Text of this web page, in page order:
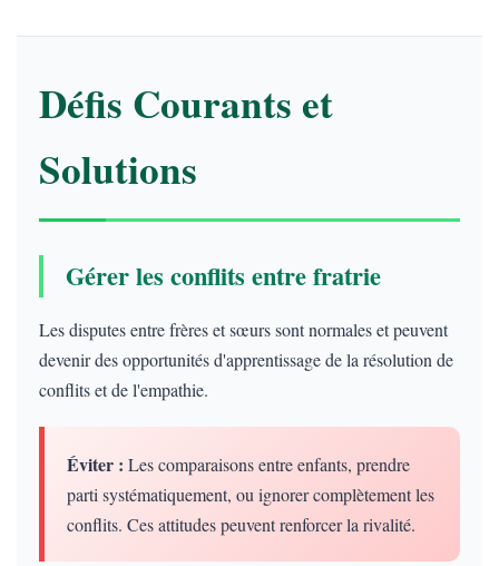
Défis Courants et
Solutions
Gérer les conflits entre fratrie
Les disputes entre frères et sœurs sont normales et peuvent
devenir des opportunités d'apprentissage de la résolution de
conflits et de l'empathie.
Éviter : Les comparaisons entre enfants, prendre
parti systématiquement, ou ignorer complètement les
conflits. Ces attitudes peuvent renforcer la rivalité.